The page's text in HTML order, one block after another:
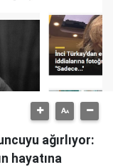
ağırlıyor:
hayatına